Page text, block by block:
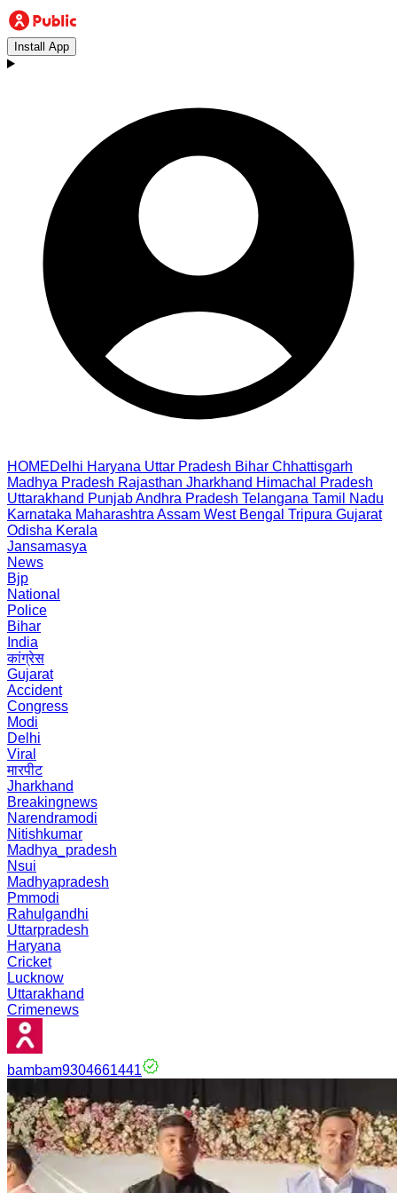
Install App
HOMEDelhi Haryana Uttar Pradesh Bihar Chhattisgarh
Madhya Pradesh Rajasthan Jharkhand Himachal Pradesh
Uttarakhand PunjabAndhra Pradesh Telangana Tamil Nadu
Karnataka Maharashtra Assam West Bengal Tripura Gujarat
Odisha Kerala
Jansamasya
News
Bjp
National
Police
Bihar
India
कांग्रेस
Gujarat
Accident
Congress
Modi
Delhi
Viral
मारपीट
Jharkhand
Breakingnews
Narendramodi
Nitishkumar
Madhya_pradesh
Nsui
Madhyapradesh
Pmmodi
Rahulgandhi
Uttarpradesh
Haryana
Cricket
Lucknow
Uttarakhand
Crimenews
bambam9304661441